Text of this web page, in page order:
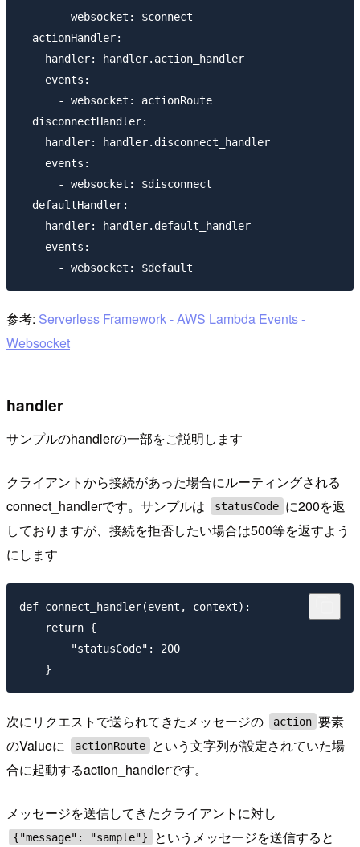
      - websocket: $connect
  actionHandler:
    handler: handler.action_handler
    events:
      - websocket: actionRoute
  disconnectHandler:
    handler: handler.disconnect_handler
    events:
      - websocket: $disconnect
  defaultHandler:
    handler: handler.default_handler
    events:
参考: Serverless Framework - AWS Lambda Events -
Websocket
handler
サンプルのhandlerの一部をご説明します
クライアントから接続があった場合にルーティングされる
connect_handlerです。サンプルは
statusCode に200を返
しておりますが、接続を拒否したい場合は500等を返すよう
にします
def connect_handler(event, context):
    return {
        "statusCode": 200
次にリクエストで送られてきたメッセージの action 要素
のValueに
actionRoute
という文字列が設定されていた場
合に起動するaction_handlerです。
メッセージを送信してきたクライアントに対し
{"message": "sample"}
というメッセージを送信すると